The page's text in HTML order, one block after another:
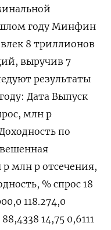
году Минфин
8 триллионов
выручив 7
результаты
Дата Выпуск
млн р
по
млн р отсечения,
% спрос 18
118.274,0
14,75 0,​6111